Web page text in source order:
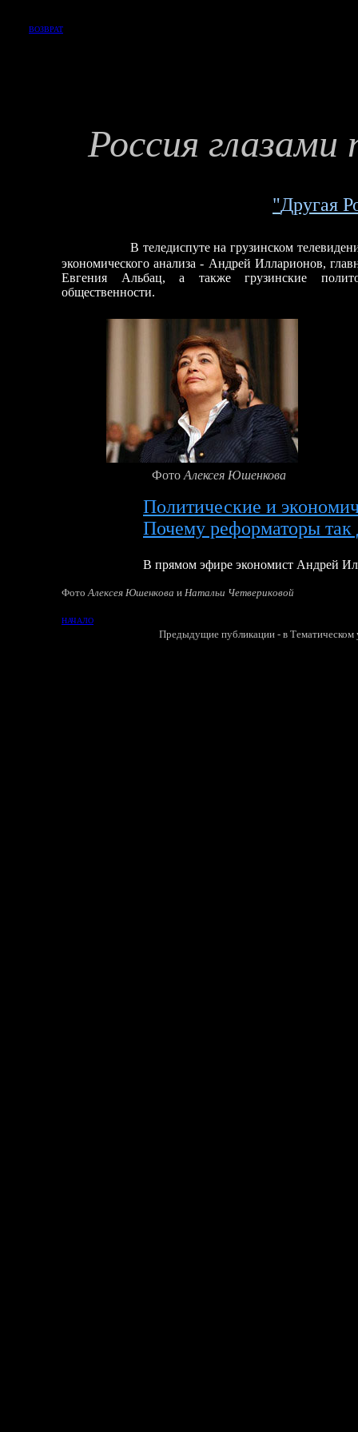
ВОЗВРАТ
Россия глазами
"Другая
В теледиспуте на грузинском
экономического анализа - Андрей Илларионов,
Евгения Альбац, а также грузинские
общественности.
Фото Алексея Юшенкова
Политические и
Почему реформаторы так
В прямом эфире экономист Андрей
ФотоАлексея Юшенкова и Натальи Четвериковой
НАЧАЛО
Предыдущие публикации - в Тематическом